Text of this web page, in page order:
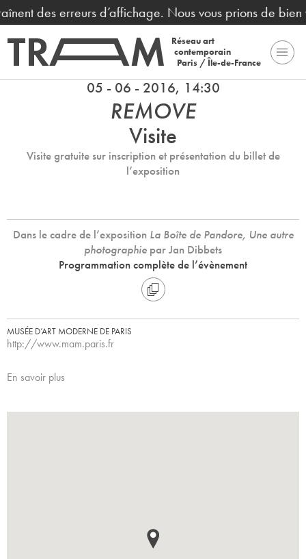
des erreurs d’affichage. Nous vous prions de bien
Réseau art
contemporain
Paris / Île-de-France
05 - 06 - 2016, 14:30
REMOVE
Visite
Visite gratuite sur inscription et présentation du billet de
l’exposition
Dans le cadre de l’exposition La Boîte de Pandore, Une autre
photographie par Jan Dibbets
Programmation complète de l’évènement
MUSÉE D’ART MODERNE DE PARIS
http://www.mam.paris.fr
En savoir plus